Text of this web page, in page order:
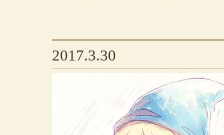
2017.3.30